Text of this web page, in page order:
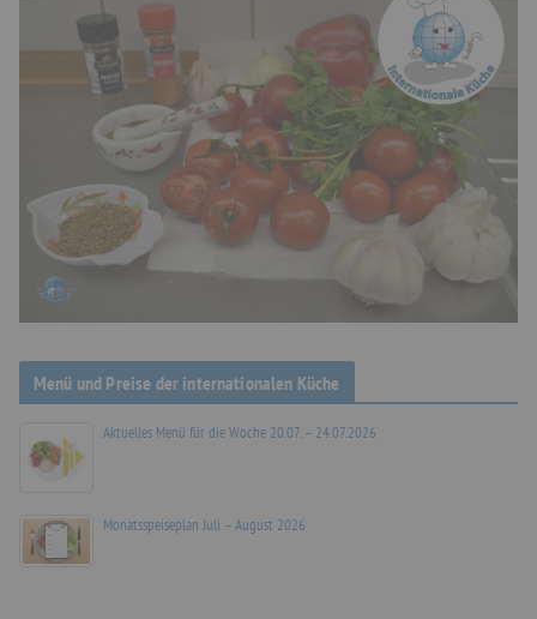
Menü und Preise der internationalen Küche
Aktuelles Menü für die Woche 20.07. – 24.07.2026
Monatsspeiseplan Juli – August 2026